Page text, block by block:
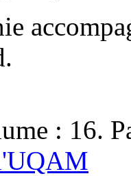
: 16.